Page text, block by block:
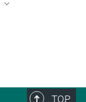
TOP